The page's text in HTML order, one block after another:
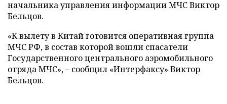
начальника управления информации МЧС Виктор
Бельцов.
«К вылету в Китай готовится оперативная группа
МЧС РФ, в состав которой вошли спасатели
Государственного центрального аэромобильного
отряда МЧС», – сообщил «Интерфаксу» Виктор
Бельцов.